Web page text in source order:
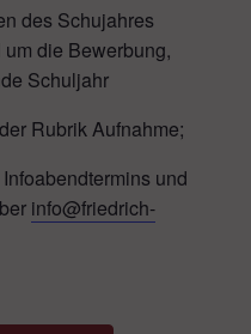
des Schujahres
die Bewerbung,
Schuljahr
Rubrik Aufnahme;
und
info@friedrich-